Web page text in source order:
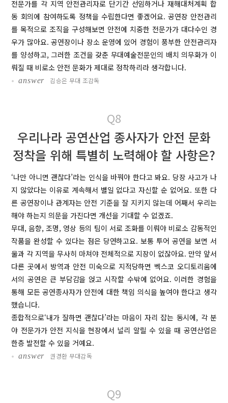
전문가를 각 지역 안전관리자로 단기간 선임하거나 재해대처계획 합
동 회의에 참여하도록 정책을 수립한다면 좋겠어요. 공연장 안전관리
를 목적으로 조직을 구성해보면 안전에 치중한 전문가가 대다수인 경
우가 많아요. 공연장이나 장소 운영에 있어 경험이 풍부한 안전관리자
를 양성하고, 그러한 조건을 갖춘 무대예술전문인의 배치 의무화가 이
뤄질 때 비로소 안전 문화가 제대로 정착하리라 생각합니다.
• answer 김승은 무대 조감독
Q8
우리나라 공연산업 종사자가 안전 문화
정착을 위해 특별히 노력해야 할 사항은?
‘나만 아니면 괜찮다’라는 인식을 바꿔야 한다고 봐요. 당장 사고가 나
지 않았다는 이유로 계속해서 별일 없다고 자신할 순 없어요. 또한 다
른 공연장이나 관계자는 안전 기준을 잘 지키지 않는데 어째서 우리는
해야 하는지 의문을 가진다면 개선을 기대할 수 없겠죠.
무대, 음향, 조명, 영상 등의 팀이 서로 조화를 이뤄야 비로소 감동적인
작품을 완성할 수 있다는 점은 당연하고요. 보통 투어 공연을 보면 서
울과 각 지역을 무사히 마쳐야 전체적으로 지장이 없잖아요. 만약 앞서
다른 곳에서 방역과 안전 미숙으로 지적당하면 벡스코 오디토리움에
서의 공연은 큰 부담감을 얹고 시작할 수밖에 없어요. 이러한 경험을
통해 모든 공연종사자가 안전에 대한 책임 의식을 높여야 한다고 생각
했습니다.
종합적으로‘내가 잘하면 괜찮다’라는 마음이 자리 잡는 동시에, 각 분
야 전문가가 안전 지식을 현장에서 널리 알릴 수 있을 때 공연산업은
한층 발전할 수 있을 거예요.
• answer 권경환 무대감독
Q9